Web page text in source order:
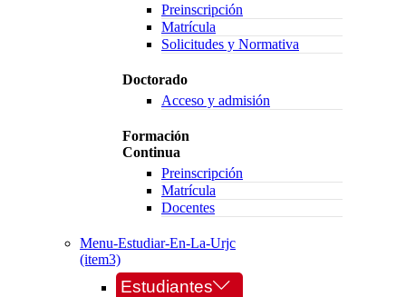
Preinscripción
Matrícula
Solicitudes y Normativa
Doctorado
Acceso y admisión
Formación
Continua
Preinscripción
Matrícula
Docentes
Menu-Estudiar-En-La-Urjc
(item3)
Estudiantes